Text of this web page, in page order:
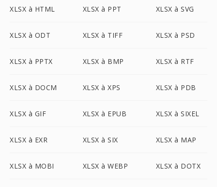
XLSX à HTML XLSX à PPT XLSX à SVG
XLSX à ODT XLSX à TIFF XLSX à PSD
XLSX à PPTX XLSX à BMP XLSX à RTF
XLSX à DOCM XLSX à XPS XLSX à PDB
XLSX à GIF XLSX à EPUB XLSX à SIXEL
XLSX à EXR XLSX à SIX XLSX à MAP
XLSX à MOBI XLSX à WEBP XLSX à DOTX